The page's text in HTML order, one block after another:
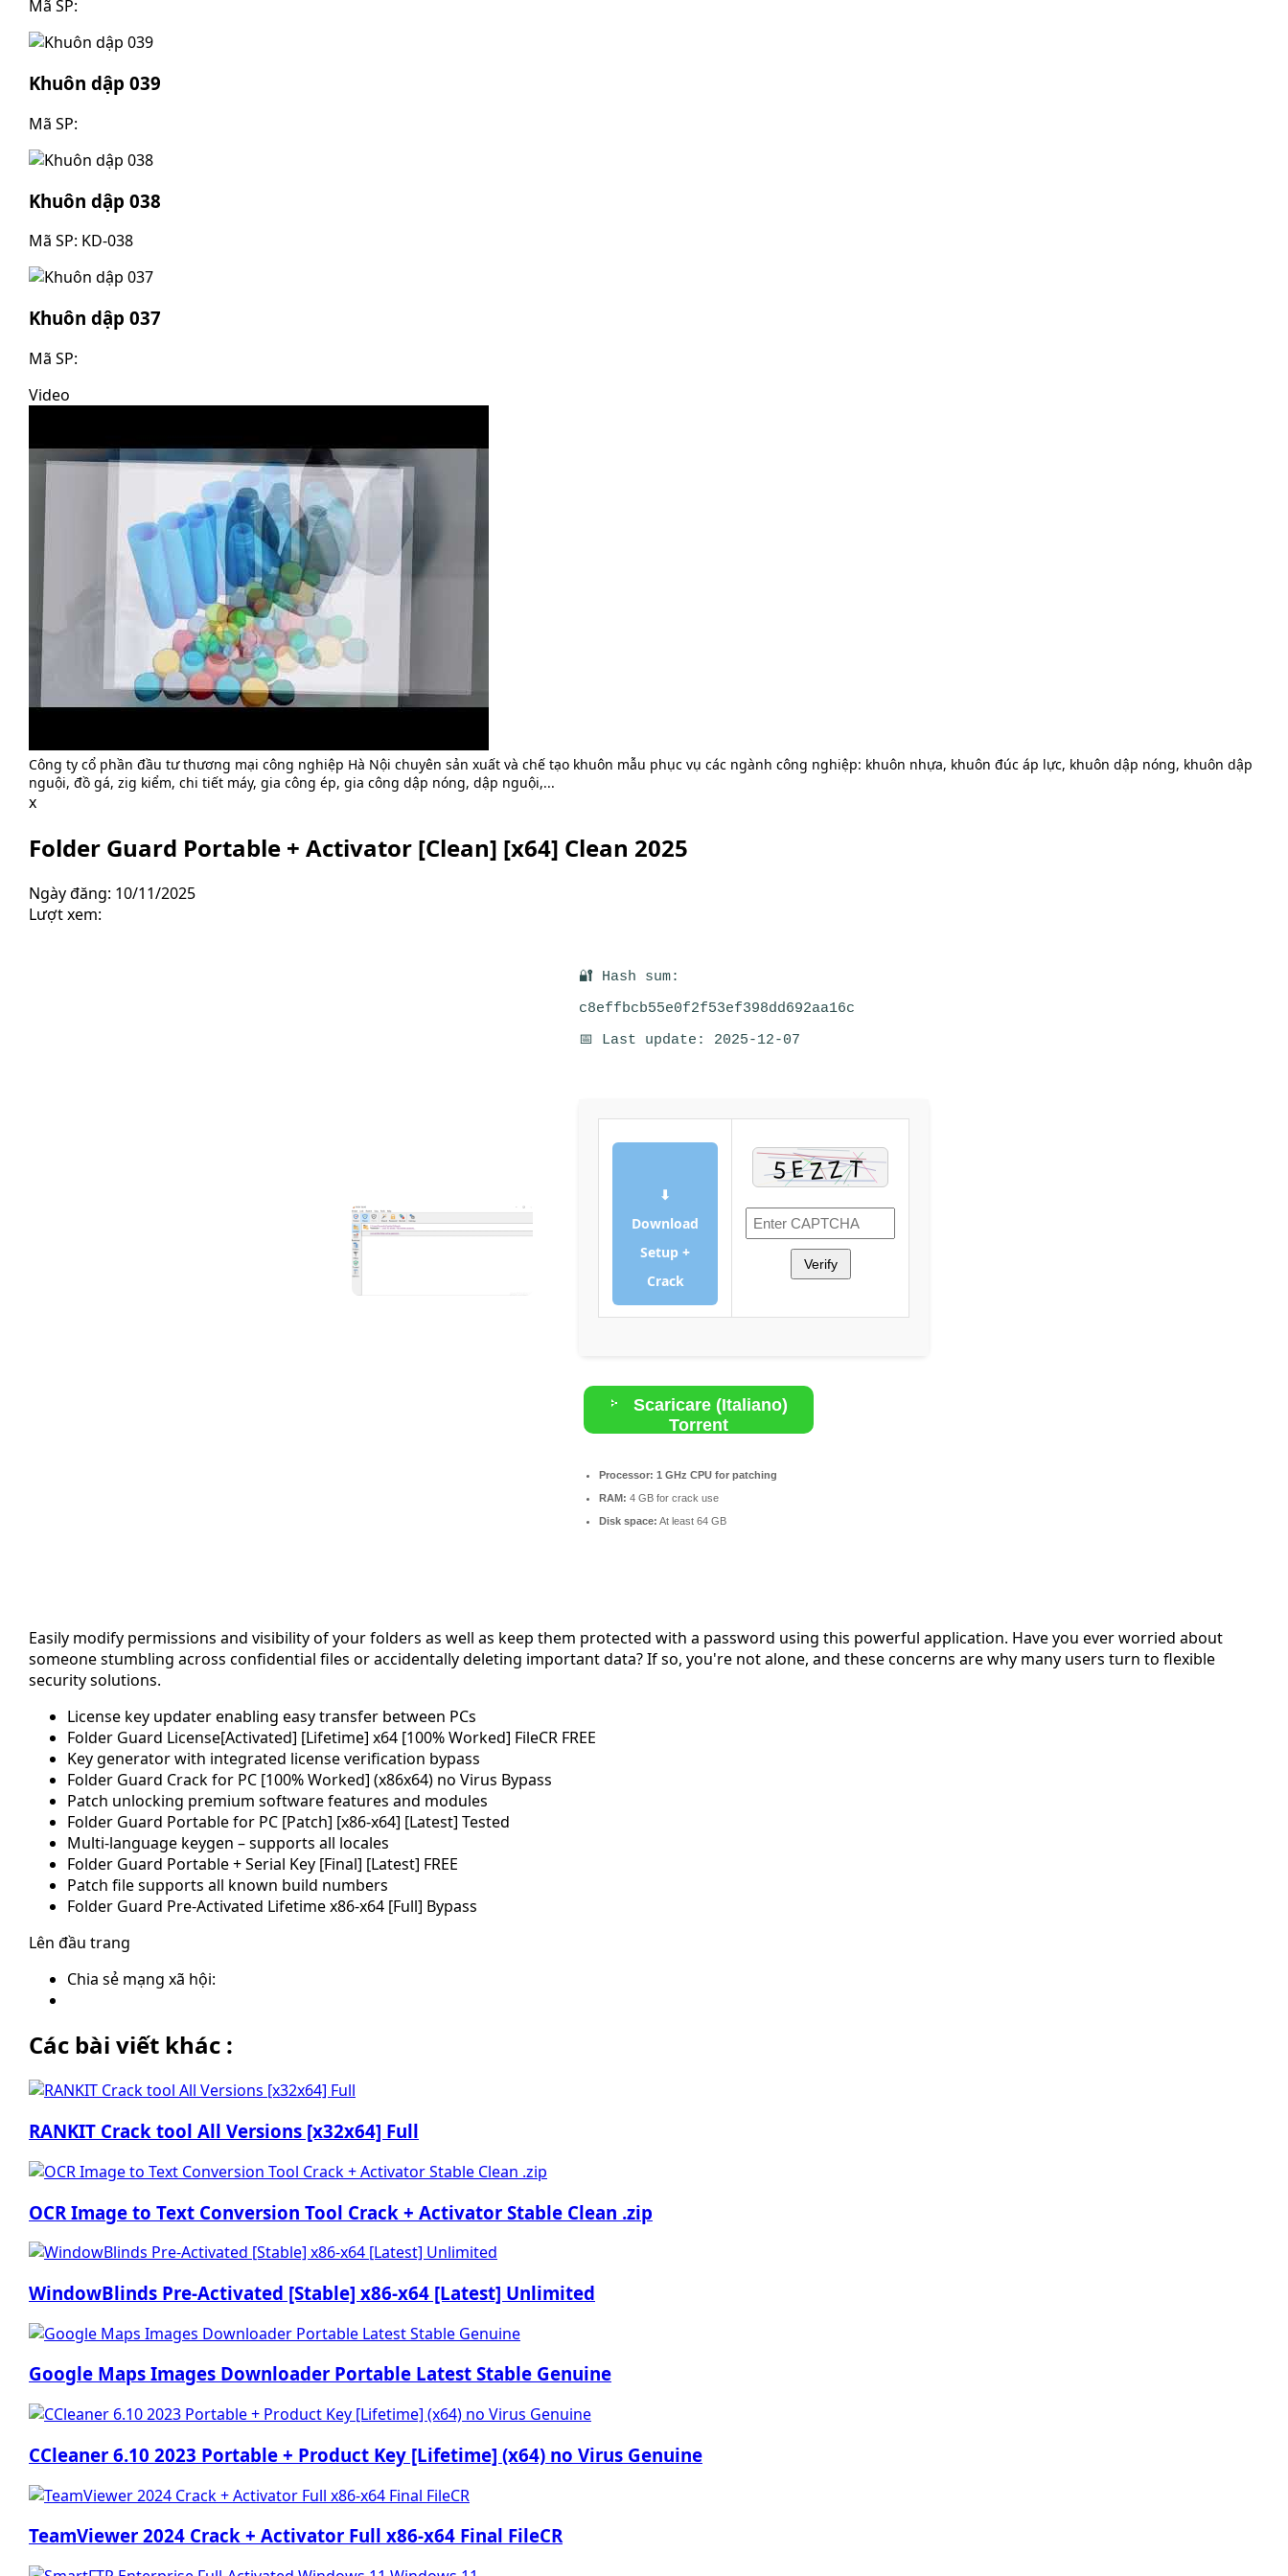
Mã SP:
Khuôn dập 039
Mã SP:
Khuôn dập 038
Mã SP: KD-038
Khuôn dập 037
Mã SP:
Video
Công ty cổ phần đầu tư thương mại công nghiệp Hà Nội chuyên sản xuất và chế tạo khuôn mẫu phục vụ các ngành công nghiệp: khuôn nhựa, khuôn đúc áp lực, khuôn dập nóng, khuôn dập
nguội, đồ gá, zig kiểm, chi tiết máy, gia công ép, gia công dập nóng, dập nguội,...
x
Folder Guard Portable + Activator [Clean] [x64] Clean 2025
Ngày đăng: 10/11/2025
Lượt xem:
🔐 Hash sum:
c8effbcb55e0f2f53ef398dd692aa16c
📅 Last update: 2025-12-07
⬇
Download
Setup +
Crack
Verify
Scaricare (Italiano)
Torrent
Processor: 1 GHz CPU for patching
RAM: 4 GB for crack use
Disk space: At least 64 GB
Easily modify permissions and visibility of your folders as well as keep them protected with a password using this powerful application. Have you ever worried about
someone stumbling across confidential files or accidentally deleting important data? If so, you're not alone, and these concerns are why many users turn to flexible
security solutions.
License key updater enabling easy transfer between PCs
Folder Guard License[Activated] [Lifetime] x64 [100% Worked] FileCR FREE
Key generator with integrated license verification bypass
Folder Guard Crack for PC [100% Worked] (x86x64) no Virus Bypass
Patch unlocking premium software features and modules
Folder Guard Portable for PC [Patch] [x86-x64] [Latest] Tested
Multi-language keygen – supports all locales
Folder Guard Portable + Serial Key [Final] [Latest] FREE
Patch file supports all known build numbers
Folder Guard Pre-Activated Lifetime x86-x64 [Full] Bypass
Lên đầu trang
Chia sẻ mạng xã hội:
Các bài viết khác :
RANKIT Crack tool All Versions [x32x64] Full
OCR Image to Text Conversion Tool Crack + Activator Stable Clean .zip
WindowBlinds Pre-Activated [Stable] x86-x64 [Latest] Unlimited
Google Maps Images Downloader Portable Latest Stable Genuine
CCleaner 6.10 2023 Portable + Product Key [Lifetime] (x64) no Virus Genuine
TeamViewer 2024 Crack + Activator Full x86-x64 Final FileCR